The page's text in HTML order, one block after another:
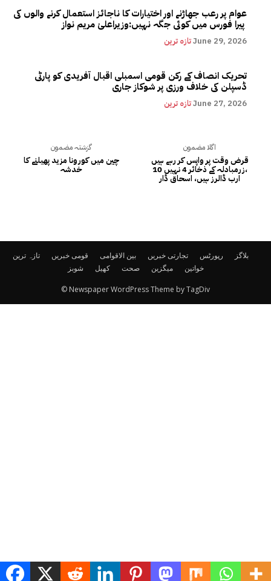
عوام پر رعب جھاڑنے اور اختیارات کا ناجائز استعمال کرنے والوں کی
تازہ ترینJune 29, 2026
تحریک انصاف کے رکن قومی اسمبلی اقبال آفریدی کو پارٹی
ڈسپلن کی خلاف ورزی پر شوکاز جاری
تازہ ترینJune 27, 2026
گزشتہ مضمون
چین میں کورونا مزید پھیلنے کا
خدشہ
اگلا مضمون
قرض وقت پر واپس کر رہے ہیں
،زرمبادلہ کے ذخائر 4 نہیں 10
ارب ڈالرز ہیں، اسحاق ڈار
تازہ ترین قومی خبریں بین الاقوامی تجارتی خبریں رپورٹس
بلاگز
شوبز
کھیل صحت میگزین خواتین
© Newspaper WordPress Theme by TagDiv